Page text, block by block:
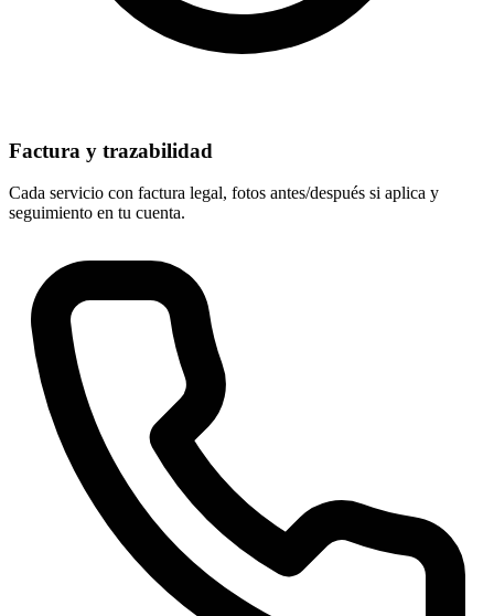
Factura y trazabilidad
Cada servicio con factura legal, fotos antes/después si aplica y
seguimiento en tu cuenta.